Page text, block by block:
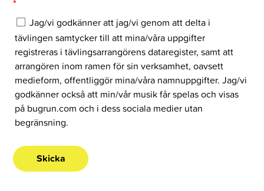
*
Jag/vi godkänner att jag/vi genom att delta i
tävlingen samtycker till att mina/våra uppgifter
registreras i tävlingsarrangörens dataregister, samt att
arrangören inom ramen för sin verksamhet, oavsett
medieform, offentliggör mina/våra namnuppgifter. Jag/vi
godkänner också att min/vår musik får spelas och visas
på bugrun.com och i dess sociala medier utan
begränsning.